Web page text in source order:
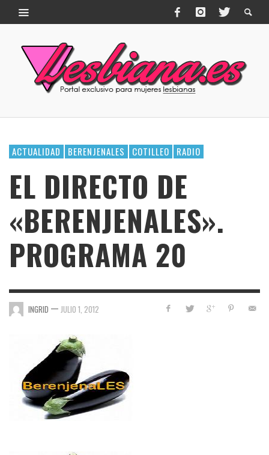
ACTUALIDAD BERENJENALES COTILLEO RADIO
EL DIRECTO DE
«BERENJENALES».
PROGRAMA 20
INGRID — JULIO 1, 2012